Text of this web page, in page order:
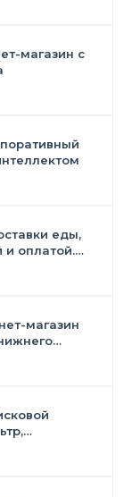
магазин с
еды,
и оплатой.
магазин